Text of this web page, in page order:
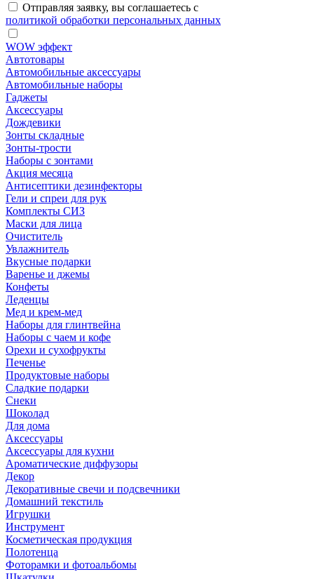
Отправляя заявку, вы соглашаетесь с
политикой обработки персональных данных
WOW эффект
Автотовары
Автомобильные аксессуары
Автомобильные наборы
Гаджеты
Аксессуары
Дождевики
Зонты складные
Зонты-трости
Наборы с зонтами
Акция месяца
Антисептики дезинфекторы
Гели и спреи для рук
Комплекты СИЗ
Маски для лица
Очиститель
Увлажнитель
Вкусные подарки
Варенье и джемы
Конфеты
Леденцы
Мед и крем-мед
Наборы для глинтвейна
Наборы с чаем и кофе
Орехи и сухофрукты
Печенье
Продуктовые наборы
Сладкие подарки
Снеки
Шоколад
Для дома
Аксессуары
Аксессуары для кухни
Ароматические диффузоры
Декор
Декоративные свечи и подсвечники
Домашний текстиль
Игрушки
Инструмент
Косметическая продукция
Полотенца
Фоторамки и фотоальбомы